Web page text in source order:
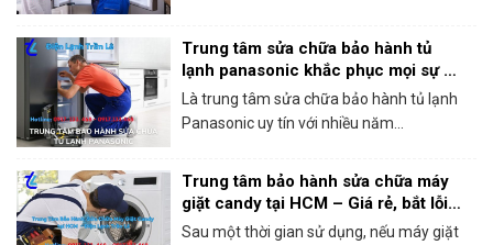
Trung tâm sửa chữa bảo hành tủ
lạnh panasonic khắc phục mọi sự cố
trong 1 lần gọi
Là trung tâm sửa chữa bảo hành tủ lạnh
Panasonic uy tín với nhiều năm...
Trung tâm bảo hành sửa chữa máy
giặt candy tại HCM – Giá rẻ, bắt lỗi
chính xác 100%
Sau một thời gian sử dụng, nếu máy giặt